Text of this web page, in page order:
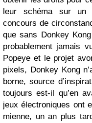
leur schéma sur un
concours de
que sans Donkey
probablement jamais
Popeye et le projet
pixels, Donkey Kong
borne, source
toujours est-il qu’en
jeux électroniques ont
mienne, un an plus